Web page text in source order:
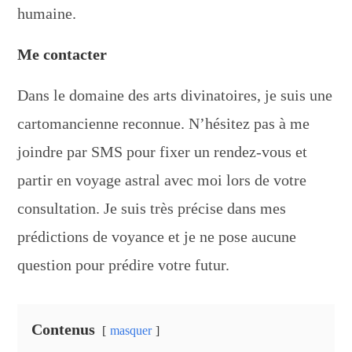
humaine.
Me contacter
Dans le domaine des arts divinatoires, je suis une
cartomancienne reconnue. N’hésitez pas à me
joindre par SMS pour fixer un rendez-vous et
partir en voyage astral avec moi lors de votre
consultation. Je suis très précise dans mes
prédictions de voyance et je ne pose aucune
question pour prédire votre futur.
Contenus masquer